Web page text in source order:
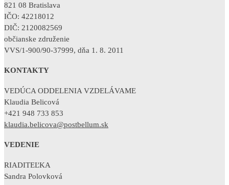
821 08 Bratislava
IČO: 42218012
DIČ: 2120082569
občianske združenie
VVS/1-900/90-37999, dňa 1. 8. 2011
KONTAKTY
VEDÚCA ODDELENIA VZDELÁVAME
Klaudia Belicová
+421 948 733 853
klaudia.belicova@postbellum.sk
VEDENIE
RIADITEĽKA
Sandra Polovková